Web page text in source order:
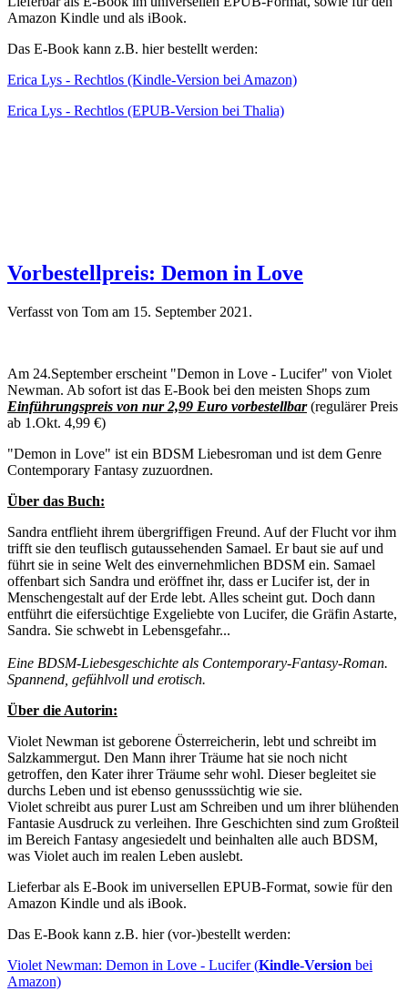
Amazon Kindle und als iBook.
Das E-Book kann z.B. hier bestellt werden:
Erica Lys - Rechtlos (Kindle-Version bei Amazon)
Erica Lys - Rechtlos (EPUB-Version bei Thalia)
Vorbestellpreis: Demon in Love
Verfasst von Tom am 15. September 2021 .
Am 24.September erscheint "Demon in Love - Lucifer" von Violet
Newman. Ab sofort ist das E-Book bei den meisten Shops zum
Einführungspreis von nur 2,99 Euro vorbestellbar(regulärer Preis
ab 1.Okt. 4,99 €)
"Demon in Love" ist ein BDSM Liebesroman und ist dem Genre
Contemporary Fantasy zuzuordnen.
Über das Buch:
Sandra entflieht ihrem übergriffigen Freund. Auf der Flucht vor ihm
trifft sie den teuflisch gutaussehenden Samael. Er baut sie auf und
führt sie in seine Welt des einvernehmlichen BDSM ein. Samael
offenbart sich Sandra und eröffnet ihr, dass er Lucifer ist, der in
Menschengestalt auf der Erde lebt. Alles scheint gut. Doch dann
entführt die eifersüchtige Exgeliebte von Lucifer, die Gräfin Astarte,
Sandra. Sie schwebt in Lebensgefahr...
Eine BDSM-Liebesgeschichte als Contemporary-Fantasy-Roman.
Spannend, gefühlvoll und erotisch.
Über die Autorin:
Violet Newman ist geborene Österreicherin, lebt und schreibt im
Salzkammergut. Den Mann ihrer Träume hat sie noch nicht
getroffen, den Kater ihrer Träume sehr wohl. Dieser begleitet sie
durchs Leben und ist ebenso genusssüchtig wie sie.
Violet schreibt aus purer Lust am Schreiben und um ihrer blühenden
Fantasie Ausdruck zu verleihen. Ihre Geschichten sind zum Großteil
im Bereich Fantasy angesiedelt und beinhalten alle auch BDSM,
was Violet auch im realen Leben auslebt.
Lieferbar als E-Book im universellen EPUB-Format, sowie für den
Amazon Kindle und als iBook.
Das E-Book kann z.B. hier (vor-)bestellt werden:
Violet Newman: Demon in Love - Lucifer (Kindle-Version bei
Amazon)